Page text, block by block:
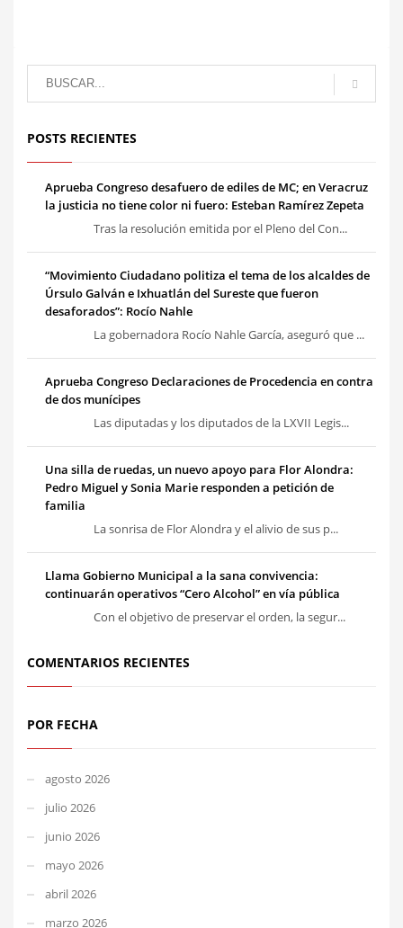
POSTS RECIENTES
Aprueba Congreso desafuero de ediles de MC; en Veracruz
la justicia no tiene color ni fuero: Esteban Ramírez Zepeta
Tras la resolución emitida por el Pleno del Con...
“Movimiento Ciudadano politiza el tema de los alcaldes de
Úrsulo Galván e Ixhuatlán del Sureste que fueron
desaforados”: Rocío Nahle
La gobernadora Rocío Nahle García, aseguró que ...
Aprueba Congreso Declaraciones de Procedencia en contra
de dos munícipes
Las diputadas y los diputados de la LXVII Legis...
Una silla de ruedas, un nuevo apoyo para Flor Alondra:
Pedro Miguel y Sonia Marie responden a petición de
familia
La sonrisa de Flor Alondra y el alivio de sus p...
Llama Gobierno Municipal a la sana convivencia:
continuarán operativos “Cero Alcohol” en vía pública
Con el objetivo de preservar el orden, la segur...
COMENTARIOS RECIENTES
POR FECHA
agosto 2026
julio 2026
junio 2026
mayo 2026
abril 2026
marzo 2026